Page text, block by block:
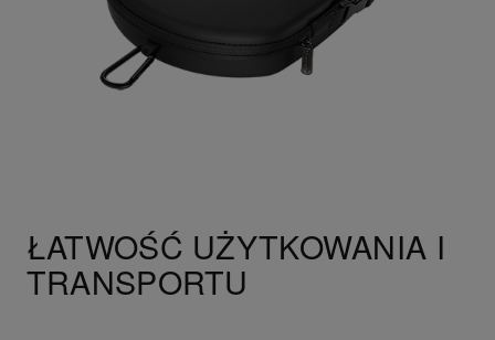
ŁATWOŚĆ UŻYTKOWANIA I
TRANSPORTU